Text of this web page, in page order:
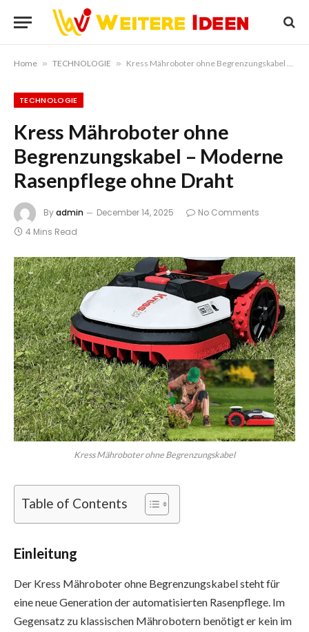
Home » TECHNOLOGIE » Kress Mähroboter ohne Begrenzungskabel – Moderne Rasenpflege ohne Draht
TECHNOLOGIE
Kress Mähroboter ohne
Begrenzungskabel – Moderne
Rasenpflege ohne Draht
Byadmin December 14, 2025
No Comments
4 Mins Read
Kress Mähroboter ohne Begrenzungskabel
Table of Contents
Einleitung
Der Kress Mähroboter ohne Begrenzungskabel steht für
eine neue Generation der automatisierten Rasenpflege. Im
Gegensatz zu klassischen Mährobotern benötigt er kein im